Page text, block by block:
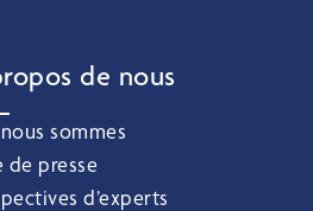
de nous
sommes
de presse
d’experts